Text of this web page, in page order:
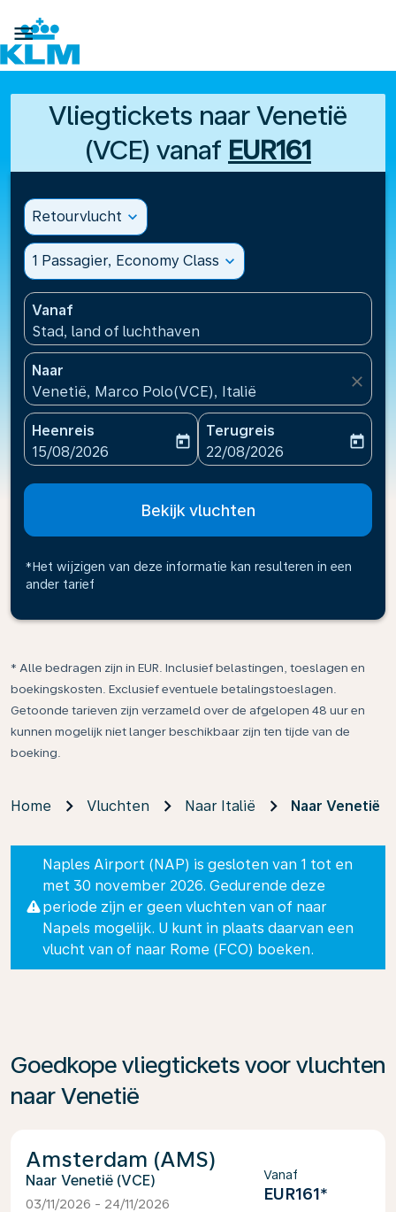

Vliegtickets naar Venetië
(VCE) vanaf EUR161
Retourvlucht expand_more
1 Passagier, Economy Class expand_more
Vanaf
Stad, land of luchthaven
Naar
Venetië, Marco Polo(VCE), Italië
close
Heenreis
fc-booking-departure-date-aria-label
15/08/2026
today
Terugreis
fc-booking-return-date-
22/08/2026
today
Bekijk vluchten
*Het wijzigen van deze informatie kan resulteren in een
ander tarief
* Alle bedragen zijn in EUR. Inclusief belastingen, toeslagen en
boekingskosten. Exclusief eventuele betalingstoeslagen.
Getoonde tarieven zijn verzameld over de afgelopen 48 uur en
kunnen mogelijk niet langer beschikbaar zijn ten tijde van de
boeking.
Home Vluchten Naar Italië Naar Venetië
Naples Airport (NAP) is gesloten van 1 tot en
met 30 november 2026. Gedurende deze
periode zijn er geen vluchten van of naar
Napels mogelijk. U kunt in plaats daarvan een
vlucht van of naar Rome (FCO) boeken.
Goedkope vliegtickets voor vluchten
naar Venetië
Amsterdam (AMS)
Venetië (VCE)
03/11/2026 - 24/11/2026
Vanaf
EUR161*